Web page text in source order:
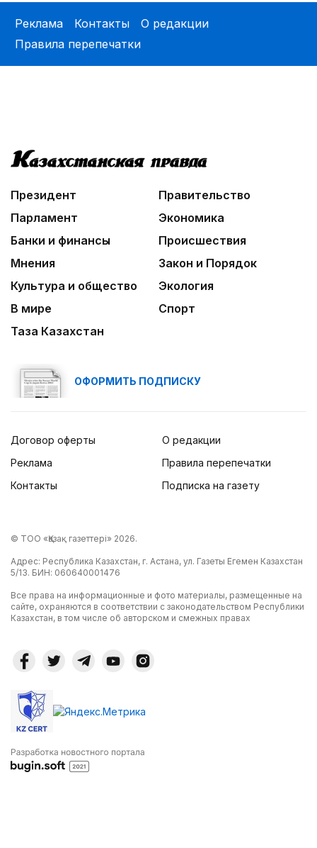
Реклама Контакты
О редакции
Правила перепечатки
Президент
Правительство
Парламент
Экономика
Банки и финансы
Происшествия
Мнения
Закон и Порядок
Культура и общество
Экология
В мире
Спорт
Таза Казахстан
ОФОРМИТЬ ПОДПИСКУ
Договор оферты
Реклама
Контакты
О редакции
Правила перепечатки
Подписка на газету
© ТОО «Қазақ газеттері» 2026.
Адрес: Республика Казахстан, г. Астана, ул. Газеты Егемен Казахстан
5/13. БИН: 060640001476
Все права на информационные и фото материалы, размещенные на
сайте, охраняются в соответствии с законодательством Республики
Казахстан, в том числе об авторском и смежных правах